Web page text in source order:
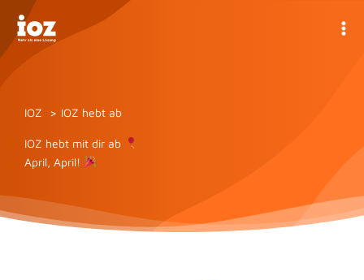
Inhalt
springen
IOZ IOZ hebt ab
IOZ hebt mit dir ab
April, April!